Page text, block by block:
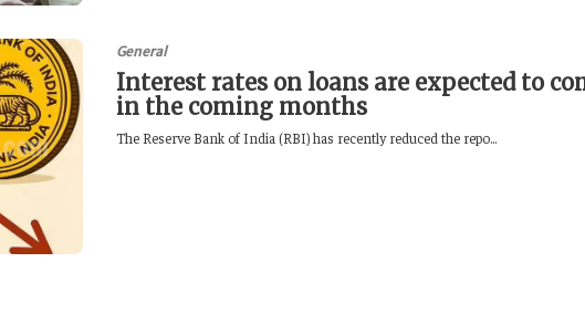
General
Interest rates on loans are expected to
in the coming months
The Reserve Bank of India (RBI) has recently reduced the repo...